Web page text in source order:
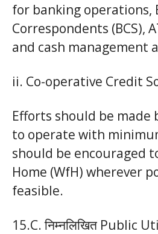
for banking operations,
Correspondents (BCS),
and cash management
ii. Co-operative Credit
Efforts should be made
to operate with
should be encouraged
Home (WfH) wherever
feasible.
15.C. निम्नलिखित Public